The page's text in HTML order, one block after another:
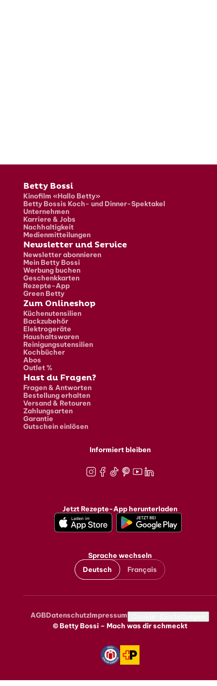
Fusszeile
Betty Bossi
Kinofilm «Hallo Betty»
Betty Bossis Koch- und Dinner-Spektakel
Unternehmen
Karriere & Jobs
Nachhaltigkeit
Medienmitteilungen
Newsletter und Service
Newsletter abonnieren
Mein Betty Bossi
Werbung buchen
Geschenkkarten
Rezepte-App
Green Betty
Zum Onlineshop
Küchenutensilien
Backzubehör
Elektrogeräte
Haushaltswaren
Reinigungsutensilien
Kochbücher
Abos
Outlet %
Hast du Fragen?
Fragen & Antworten
Bestellung erhalten
Versand & Retouren
Zahlungsarten
Garantie
Gutschein einlösen
Informiert bleiben
Jetzt Rezepte-App herunterladen
Sprache wechseln
Deutsch
Français
Metanavigation
AGBDatenschutzImpressum
© Betty Bossi – Mach was dir schmeckt